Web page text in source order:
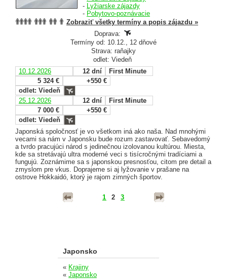
- Lyžiarske zájazdy
- Pobytovo-poznávacie
Zobraziť všetky termíny a popis zájazdu »
Doprava:
Termíny od: 10.12., 12 dňové
Strava: raňajky
odlet: Viedeň
10.12.2026
12 dní
First Minute
5 324 €
+550 €
odlet: Viedeň
25.12.2026
12 dní
First Minute
7 000 €
+550 €
odlet: Viedeň
Japonská spoločnosť je vo všetkom iná ako naša. Nad mnohými
vecami sa nám v Japonsku bude rozum zastavovať. Sebavedomý
a tvrdo pracujúci národ s jedinečnou izolovanou kultúrou. Miesta,
kde sa stretávajú ultra moderné veci s tisícročnými tradíciami a
fungujú. Zoznámime sa s japonskou presnosťou, citom pre detail a
zmyslom pre vkus. Doprajeme si aj lyžovanie v prašane na
ostrove Hokkaidó, ktorý je rajom zimných športov.
1 2 3
Japonsko
« Krajiny
« Japonsko